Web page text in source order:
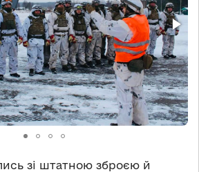
зі штатною зброєю й